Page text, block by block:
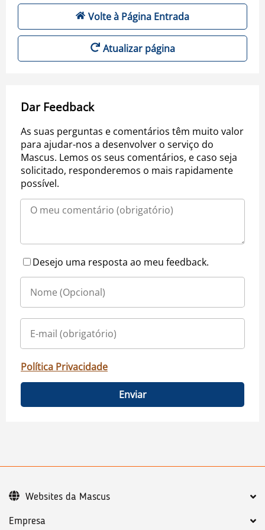
Volte à Página Entrada
Atualizar página
Dar Feedback
As suas perguntas e comentários têm muito valor
para ajudar-nos a desenvolver o serviço do
Mascus. Lemos os seus comentários, e caso seja
solicitado, responderemos o mais rapidamente
possível.
Desejo uma resposta ao meu feedback.
Política Privacidade
Enviar
Empresa
Websites da Mascus